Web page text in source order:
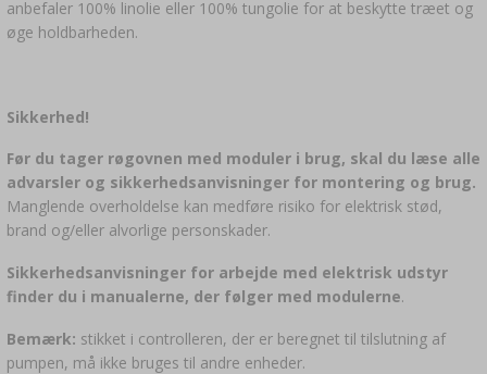
anbefaler 100% linolie eller 100% tungolie for at beskytte træet og
øge holdbarheden.
Sikkerhed!
Før du tager røgovnen med moduler i brug, skal du læse alle
advarsler og sikkerhedsanvisninger for montering og brug.
Manglende overholdelse kan medføre risiko for elektrisk stød,
brand og/eller alvorlige personskader.
Sikkerhedsanvisninger for arbejde med elektrisk udstyr
finder du i manualerne, der følger med modulerne.
Bemærk: stikket i controlleren, der er beregnet til tilslutning af
pumpen, må ikke bruges til andre enheder.